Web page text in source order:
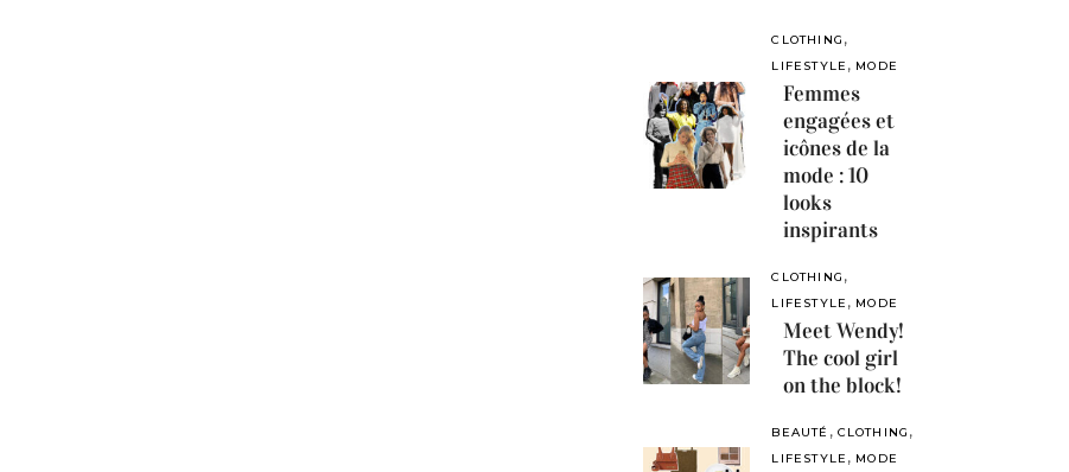
CLOTHING ,
LIFESTYLE , MODE
Femmes
engagées et
icônes de la
mode : 10
looks
inspirants
CLOTHING ,
LIFESTYLE , MODE
Meet Wendy!
The cool girl
on the block!
BEAUTÉ , CLOTHING ,
LIFESTYLE , MODE